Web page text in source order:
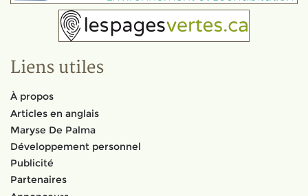
Liens utiles
À propos
Articles en anglais
Maryse De Palma
Développement personnel
Publicité
Partenaires